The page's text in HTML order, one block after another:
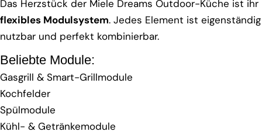
Das Herzstück der Miele Dreams Outdoor-Küche ist ihr
flexibles Modulsystem. Jedes Element ist eigenständig
nutzbar und perfekt kombinierbar.
Beliebte Module:
Gasgrill & Smart-Grillmodule
Kochfelder
Spülmodule
Kühl- & Getränkemodule